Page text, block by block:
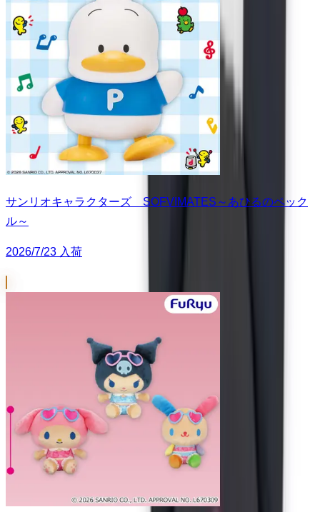
サンリオキャラクターズ SOFVIMATES～あひるのペック
ル～
2026/7/23 入荷